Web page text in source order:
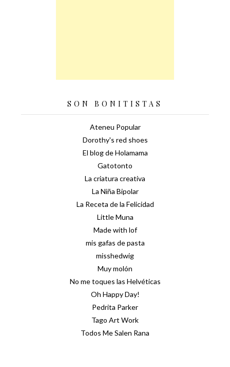
SON BONITISTAS
Ateneu Popular
Dorothy's red shoes
El blog de Holamama
Gatotonto
La criatura creativa
La Niña Bipolar
La Receta de la Felicidad
Little Muna
Made with lof
mis gafas de pasta
misshedwig
Muy molón
No me toques las Helvéticas
Oh Happy Day!
Pedrita Parker
Tago Art Work
Todos Me Salen Rana